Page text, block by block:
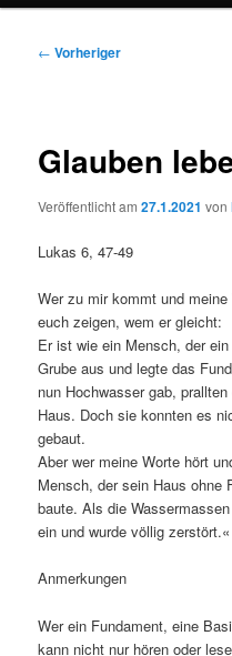
Beitragsnavigation
← Vorheriger
Glauben
Veröffentlicht am27.1.2021 von
Lukas 6, 47-49
Wer zu mir kommt und
euch zeigen, wem er gleicht:
Er ist wie ein Mensch, der
Grube aus und legte das
nun Hochwasser gab,
Haus. Doch sie konnten es
gebaut.
Aber wer meine Worte hört
Mensch, der sein Haus ohne
baute. Als die
ein und wurde völlig zerstört.«
Anmerkungen
Wer ein Fundament, eine
kann nicht nur hören oder